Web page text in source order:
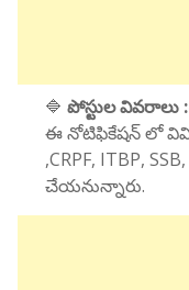
🔷 పోస్టుల వివరాలు
ఈ నోటిఫికేషన్ లో
,CRPF, ITBP,
చేయనున్నారు.